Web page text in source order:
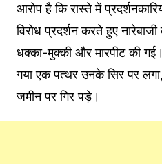
आरोप है कि रास्ते में
विरोध प्रदर्शन करते हुए
धक्का-मुक्की और मारपीट की
गया एक पत्थर उनके सिर पर
जमीन पर गिर पड़े।